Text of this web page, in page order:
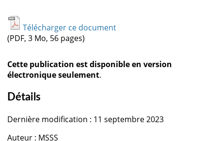
Télécharger ce document
(PDF, 3 Mo, 56 pages)
Cette publication est disponible en version
électronique seulement.
Détails
Dernière modification : 11 septembre 2023
Auteur : MSSS